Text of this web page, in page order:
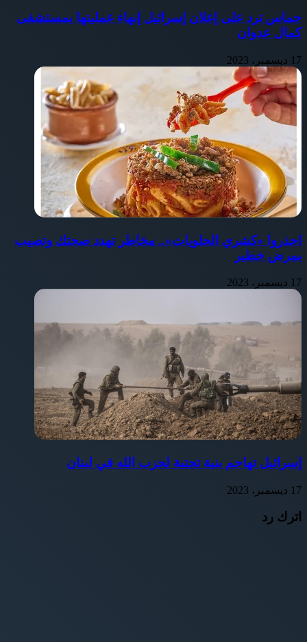
حماس ترد على إعلان إسرائيل إنهاء عمليتها بمستشفى
كمال عدوان
17 ديسمبر، 2023
احذروا «كشري الحلويات».. مخاطر تهدد صحتك وتصيب
بمرض خطير
17 ديسمبر، 2023
إسرائيل تهاجم بنية تحتية لحزب الله في لبنان
17 ديسمبر، 2023
اترك رد